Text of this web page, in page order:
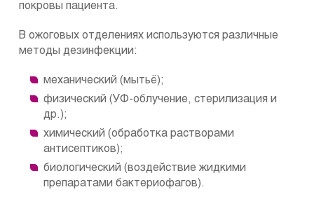
покровы пациента.
В ожоговых отделениях используются различные
методы дезинфекции:
механический (мытьё);
физический (УФ-облучение, стерилизация и
др.);
химический (обработка растворами
антисептиков);
биологический (воздействие жидкими
препаратами бактериофагов).